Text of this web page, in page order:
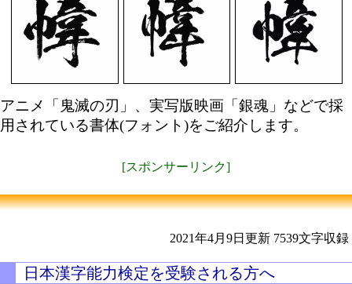
アニメ「鬼滅の刃」、実写版映画「銀魂」などで採
用されている書体(フォント)をご紹介します。
[スポンサーリンク]
2021年4月9日更新 7539文字収録
日本漢字能力検定を受験される方へ